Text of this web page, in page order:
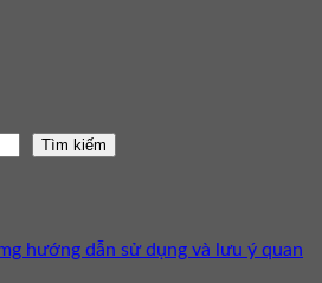
Tìm kiếm
hướng dẫn sử dụng và lưu ý quan